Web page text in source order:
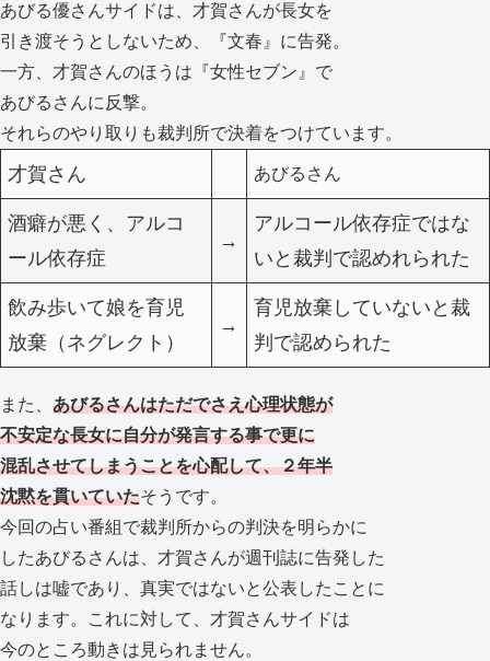
あびる優さんサイドは、才賀さんが長女を
引き渡そうとしないため、『文春』に告発。
一方、才賀さんのほうは『女性セブン』で
あびるさんに反撃。
それらのやり取りも裁判所で決着をつけています。
才賀さん あびるさん
酒癖が悪く、アルコ
ール依存症
→
アルコール依存症ではな
いと裁判で認めれられた
飲み歩いて娘を育児
放棄（ネグレクト）
→
育児放棄していないと裁
判で認められた
また、 あびるさんはただでさえ心理状態が
不安定な長女に自分が発言する事で更に
混乱させてしまうことを心配して、２年半
沈黙を貫いていたそうです。
今回の占い番組で裁判所からの判決を明らかに
したあびるさんは、才賀さんが週刊誌に告発した
話しは嘘であり、真実ではないと公表したことに
なります。これに対して、才賀さんサイドは
今のところ動きは見られません。